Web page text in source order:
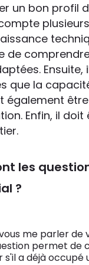
un bon profil
de
que la
également
Enfin, il
les
?
me parler
permet de
s'il a déjà occupé